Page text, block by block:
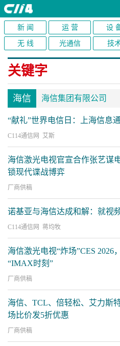
新 闻 运 营 设
无 线 光通信 技
关键字
海信 海信集团有限公司
“献礼”世界电信日：上海信息
C114通信网 艾斯
海信激光电视官宣合作张艺谋
锁现代谍战博弈
厂商供稿
诺基亚与海信达成和解：就视
C114通信网 蒋均牧
海信激光电视“炸场”CES 2026
“IMAX时刻”
厂商供稿
海信、TCL、倍轻松、艾力斯
场比价发5折优惠
厂商供稿